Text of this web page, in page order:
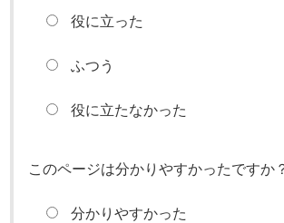
役に立った
ふつう
役に立たなかった
このページは分かりやすかったですか
分かりやすかった